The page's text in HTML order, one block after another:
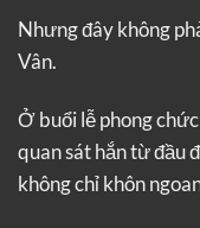
Nhưng đây không
Vân.
Ở buổi lễ phong
quan sát hắn từ đầu
không chỉ khôn